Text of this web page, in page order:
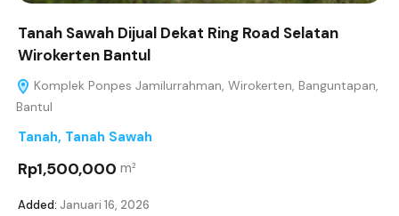
Tanah Sawah Dijual Dekat Ring Road Selatan
Wirokerten Bantul
Komplek Ponpes Jamilurrahman, Wirokerten, Banguntapan,
Bantul
Tanah, Tanah Sawah
Rp1,500,000 m²
Added: Januari 16, 2026